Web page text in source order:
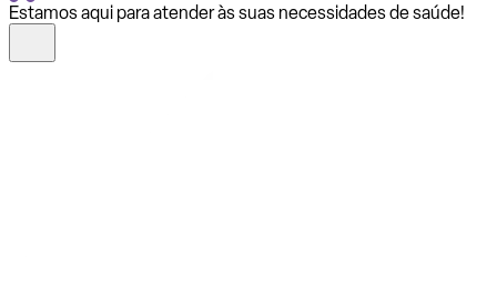
Estamos aqui para atender às suas necessidades de saúde!